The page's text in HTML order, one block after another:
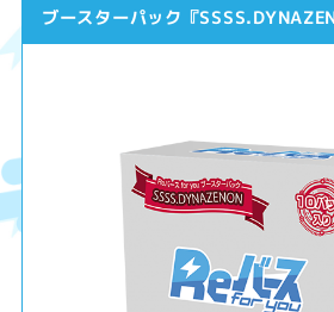
ブースターパック『